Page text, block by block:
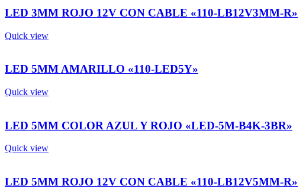
LED 3MM ROJO 12V CON CABLE «110-LB12V3MM-R»
Quick view
LED 5MM AMARILLO «110-LED5Y»
Quick view
LED 5MM COLOR AZUL Y ROJO «LED-5M-B4K-3BR»
Quick view
LED 5MM ROJO 12V CON CABLE «110-LB12V5MM-R»